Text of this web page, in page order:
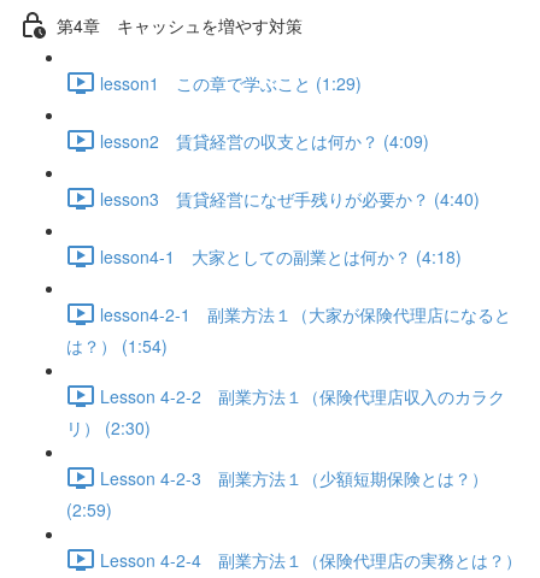
第4章 キャッシュを増やす対策
lesson1 この章で学ぶこと (1:29)
lesson2 賃貸経営の収支とは何か？ (4:09)
lesson3 賃貸経営になぜ手残りが必要か？ (4:40)
lesson4-1 大家としての副業とは何か？ (4:18)
lesson4-2-1 副業方法１（大家が保険代理店になると
は？） (1:54)
Lesson 4-2-2 副業方法１（保険代理店収入のカラク
リ） (2:30)
Lesson 4-2-3 副業方法１（少額短期保険とは？）
(2:59)
Lesson 4-2-4 副業方法１（保険代理店の実務とは？）